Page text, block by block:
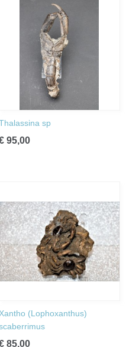
sp
95,00
Xantho (Lophoxanthus)
85,00